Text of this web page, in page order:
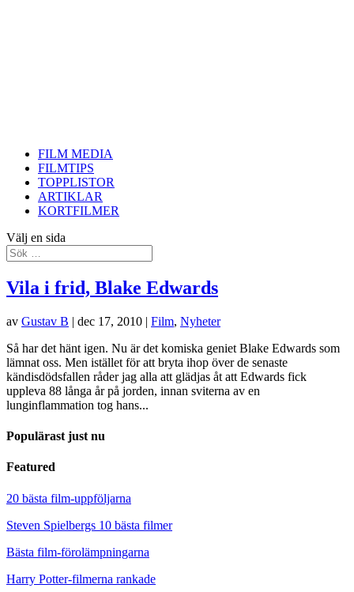
FILM MEDIA
FILMTIPS
TOPPLISTOR
ARTIKLAR
KORTFILMER
Välj en sida
Vila i frid, Blake Edwards
av Gustav B | dec 17, 2010 | Film, Nyheter
Så har det hänt igen. Nu är det komiska geniet Blake Edwards som
lämnat oss. Men istället för att bryta ihop över de senaste
kändisdödsfallen råder jag alla att glädjas åt att Edwards fick
uppleva 88 långa år på jorden, innan sviterna av en
lunginflammation tog hans...
Populärast just nu
Featured
20 bästa film-uppföljarna
Steven Spielbergs 10 bästa filmer
Bästa film-förolämpningarna
Harry Potter-filmerna rankade